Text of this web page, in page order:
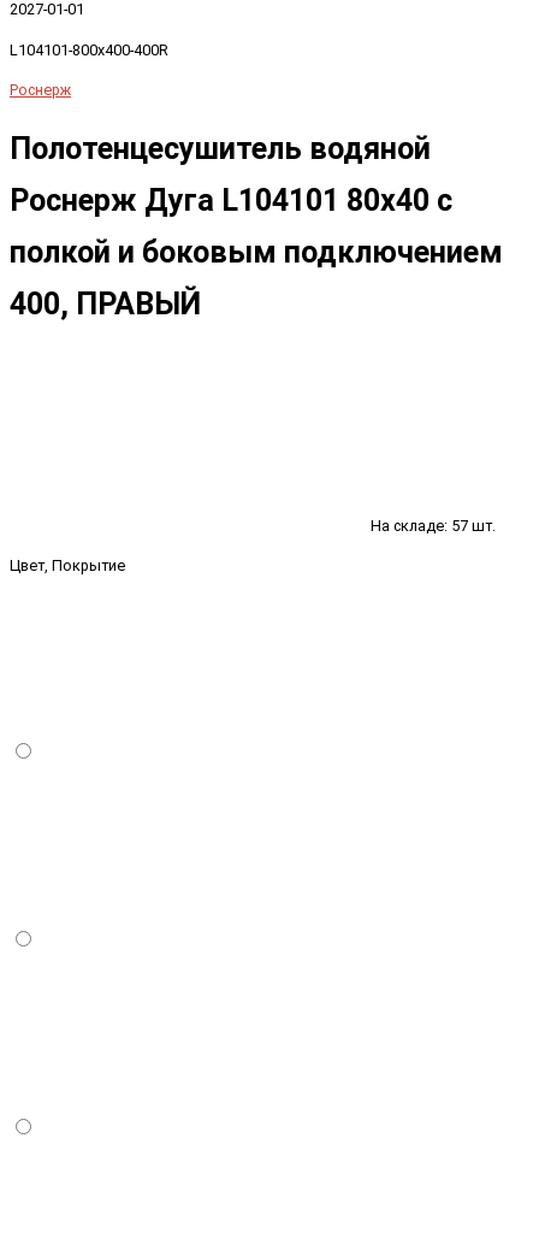
2027-01-01
L104101-800x400-400R
Роснерж
Полотенцесушитель водяной
Роснерж Дуга L104101 80x40 с
полкой и боковым подключением
400, ПРАВЫЙ
На складе: 57 шт.
Цвет, Покрытие